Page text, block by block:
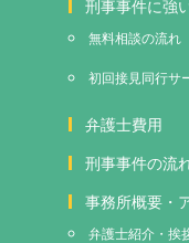
刑事事件に強
無料相談の流れ
初回接見同行サ
弁護士費用
刑事事件の流
事務所概要・
弁護士紹介・挨